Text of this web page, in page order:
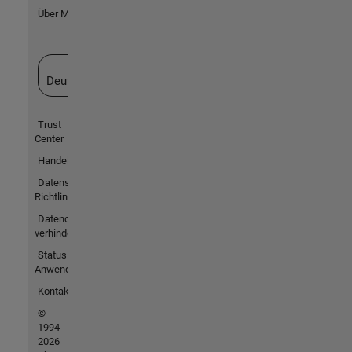
Über MathWorks
Deutschland
Trust
Center
Handelsmarken
Datenschutz-
Richtlinien
Datendiebstahl
verhindern
Status von
Anwendungen
Kontakt
©
1994-
2026